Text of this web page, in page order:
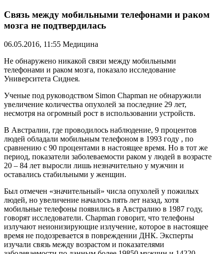
Связь между мобильными телефонами и раком
мозга не подтвердилась
06.05.2016, 11:55 Медицина
Не обнаружено никакой связи между мобильными
телефонами и раком мозга, показало исследование
Университета Сиднея.
Ученые под руководством Simon Chapman не обнаружили
увеличение количества опухолей за последние 29 лет,
несмотря на огромный рост в использовании устройств.
В Австралии, где проводилось наблюдение, 9 процентов
людей обладали мобильным телефоном в 1993 году , по
сравнению с 90 процентами в настоящее время. Но в тот же
период, показатели заболеваемости раком у людей в возрасте
20 – 84 лет выросли лишь незначительно у мужчин и
оставались стабильными у женщин.
Был отмечен «значительный» числа опухолей у пожилых
людей, но увеличение началось пять лет назад, хотя
мобильные телефоны появились в Австралию в 1987 году,
говорят исследователи. Chapman говорит, что телефоны
излучают неионизирующие излучение, которое в настоящее
время не подозревается в повреждении ДНК. Эксперты
изучали связь между возрастом и показателями